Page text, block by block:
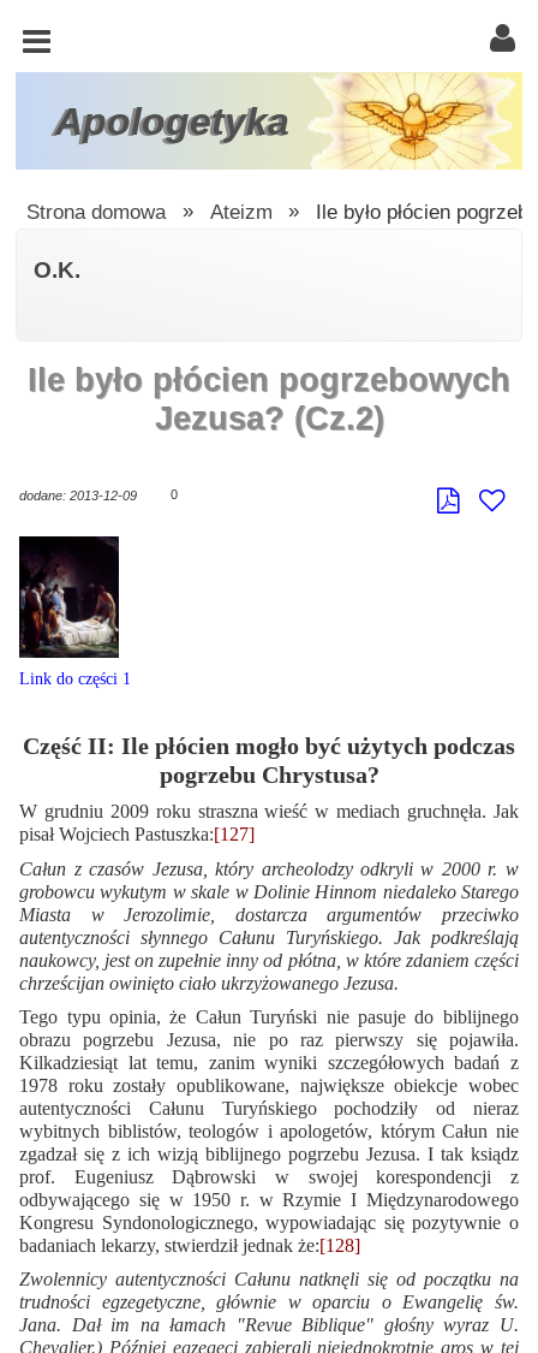
Apologetyka
KOŚCIÓŁ
KATOLICKI
TRÓJCA
ŚWIĘTA
OBRONIE
INNE
Strona domowa » Ateizm » Ile było płócien
O.K.
Ile było płócien pogrzebowych
Jezusa? (Cz.2)
dodane: 2013-12-09 0
Link do części 1
Część II: Ile płócien mogło być użytych podczas
pogrzebu Chrystusa?
W grudniu 2009 roku straszna wieść w mediach gruchnęła. Jak
pisał Wojciech Pastuszka:[127]
Całun z czasów Jezusa, który archeolodzy odkryli w 2000 r. w
grobowcu wykutym w skale w Dolinie Hinnom niedaleko Starego
Miasta w Jerozolimie, dostarcza argumentów przeciwko
autentyczności słynnego Całunu Turyńskiego. Jak podkreślają
naukowcy, jest on zupełnie inny od płótna, w które zdaniem części
chrześcijan owinięto ciało ukrzyżowanego Jezusa.
Tego typu opinia, że Całun Turyński nie pasuje do biblijnego
obrazu pogrzebu Jezusa, nie po raz pierwszy się pojawiła.
Kilkadziesiąt lat temu, zanim wyniki szczegółowych badań z
1978 roku zostały opublikowane, największe obiekcje wobec
autentyczności Całunu Turyńskiego pochodziły od nieraz
wybitnych biblistów, teologów i apologetów, którym Całun nie
zgadzał się z ich wizją biblijnego pogrzebu Jezusa. I tak ksiądz
prof. Eugeniusz Dąbrowski w swojej korespondencji z
odbywającego się w 1950 r. w Rzymie I Międzynarodowego
Kongresu Syndonologicznego, wypowiadając się pozytywnie o
badaniach lekarzy, stwierdził jednak że:[128]
Zwolennicy autentyczności Całunu natknęli się od początku na
trudności egzegetyczne, głównie w oparciu o Ewangelię św.
Jana. Dał im na łamach "Revue Biblique" głośny wyraz U.
Chevalier.) Później egzegeci zabierali niejednokrotnie gros w tej